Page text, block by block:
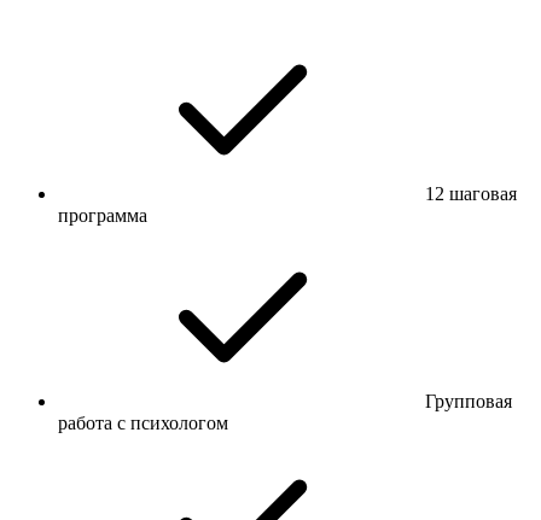
12 шаговая
программа
Групповая
работа с психологом